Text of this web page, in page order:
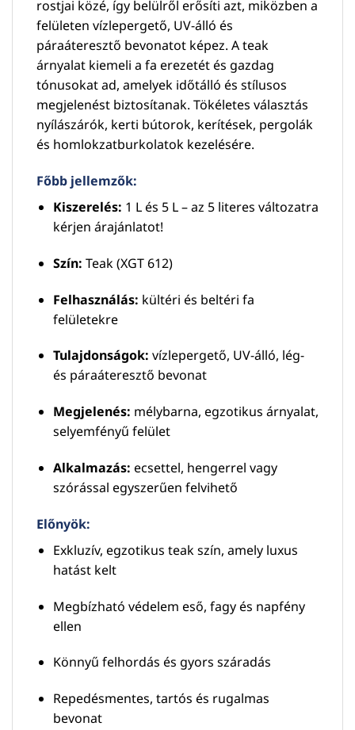
rostjai közé, így belülről erősíti azt, miközben a
felületen vízlepergető, UV-álló és
páraáteresztő bevonatot képez. A teak
árnyalat kiemeli a fa erezetét és gazdag
tónusokat ad, amelyek időtálló és stílusos
megjelenést biztosítanak. Tökéletes választás
nyílászárók, kerti bútorok, kerítések, pergolák
és homlokzatburkolatok kezelésére.
Főbb jellemzők:
Kiszerelés: 1 L és 5 L – az 5 literes változatra
kérjen árajánlatot!
Szín: Teak (XGT 612)
Felhasználás: kültéri és beltéri fa
felületekre
Tulajdonságok: vízlepergető, UV-álló, lég-
és páraáteresztő bevonat
Megjelenés: mélybarna, egzotikus árnyalat,
selyemfényű felület
Alkalmazás: ecsettel, hengerrel vagy
szórással egyszerűen felvihető
Előnyök:
Exkluzív, egzotikus teak szín, amely luxus
hatást kelt
Megbízható védelem eső, fagy és napfény
ellen
Könnyű felhordás és gyors száradás
Repedésmentes, tartós és rugalmas
bevonat